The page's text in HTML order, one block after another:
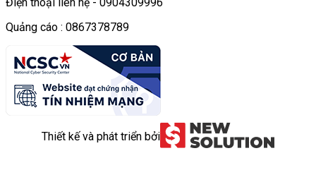
Quảng cáo : 0867378789
Thiết kế và phát triển bởi